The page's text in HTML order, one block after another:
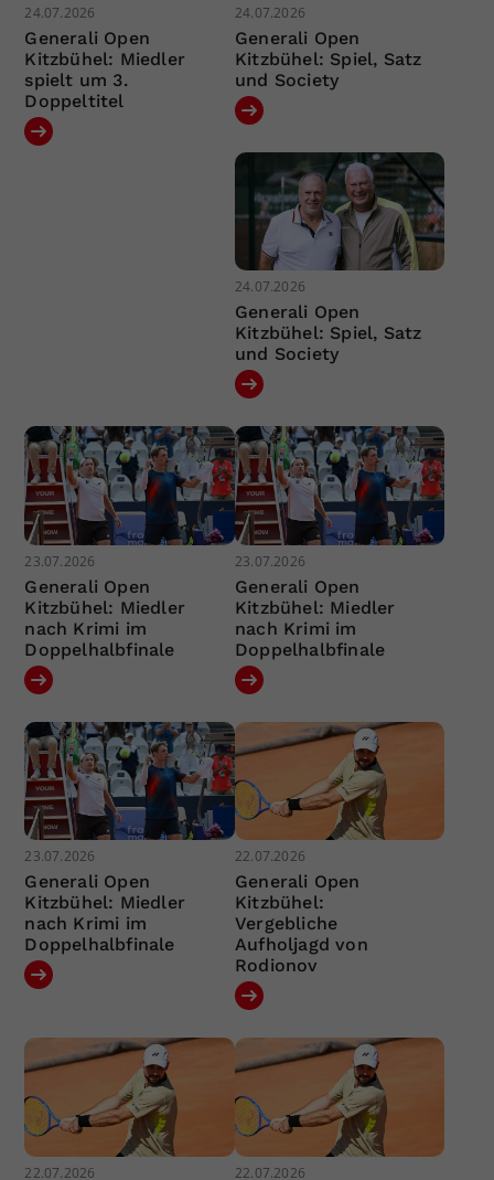
24.07.2026
Generali Open
Kitzbühel: Miedler
spielt um 3.
Doppeltitel
24.07.2026
Generali Open
Kitzbühel: Spiel, Satz
und Society
24.07.2026
Generali Open
Kitzbühel: Spiel, Satz
und Society
23.07.2026
Generali Open
Kitzbühel: Miedler
nach Krimi im
Doppelhalbfinale
23.07.2026
Generali Open
Kitzbühel: Miedler
nach Krimi im
Doppelhalbfinale
23.07.2026
Generali Open
Kitzbühel: Miedler
nach Krimi im
Doppelhalbfinale
22.07.2026
Generali Open
Kitzbühel:
Vergebliche
Aufholjagd von
Rodionov
22.07.2026 22.07.2026